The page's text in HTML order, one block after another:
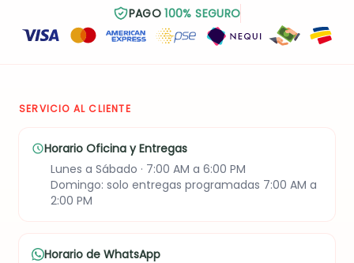
PAGO100% SEGURO
SERVICIO AL CLIENTE
Horario Oficina y Entregas
Lunes a Sábado · 7:00 AM a 6:00 PM
Domingo: solo entregas programadas 7:00 AM a
2:00 PM
Horario de WhatsApp